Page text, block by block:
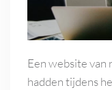
Een website van
hadden tijdens